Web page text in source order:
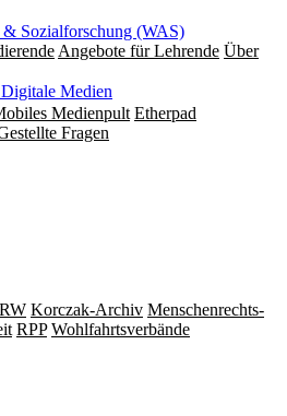
& Sozialforschung (WAS)
Angebote für Lehrende Über
Medien
Medienpult Etherpad
Fragen
Korczak-Archiv Men­schen­rechts­
RPP Wohlfahrts­verbände